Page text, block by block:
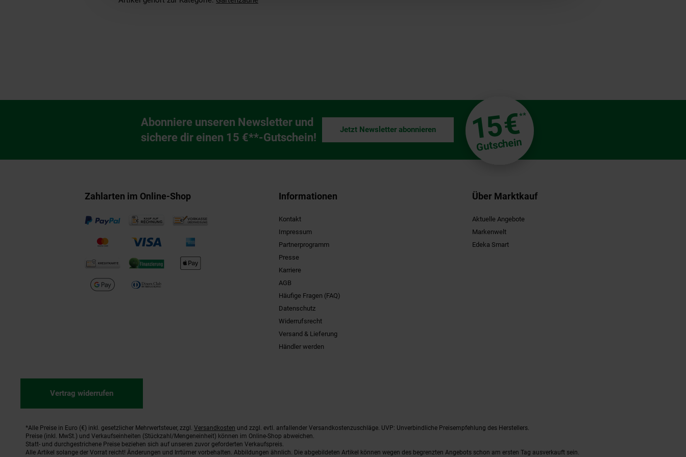
Newsletter Anmeldung
Abonniere unseren Newsletter und
sichere dir einen 15 €**-Gutschein!
15€**
Gutschein
Jetzt Newsletter abonnieren
Zahlarten im Online-Shop Informationen
Kontakt
Impressum
Partnerprogramm
Presse
Karriere
AGB
Häufige Fragen (FAQ)
Datenschutz
Widerrufsrecht
Versand & Lieferung
Händler werden
Über Marktkauf
Aktuelle Angebote
Markenwelt
Edeka Smart
Vertrag widerrufen
Fußnoten
*Alle Preise in Euro (€) inkl. gesetzlicher Mehrwertsteuer, zzgl. Versandkosten und zzgl. evtl. anfallender Versandkostenzuschläge. UVP: Unverbindliche Preisempfehlung des Herstellers.
Preise (inkl. MwSt.) und Verkaufseinheiten (Stückzahl/Mengeneinheit) können im Online-Shop abweichen.
Statt- und durchgestrichene Preise beziehen sich auf unseren zuvor geforderten Verkaufspreis.
Alle Artikel solange der Vorrat reicht! Änderungen und Irrtümer vorbehalten. Abbildungen ähnlich. Die abgebildeten Artikel können wegen des begrenzten Angebots schon am ersten Tag ausverkauft sein.